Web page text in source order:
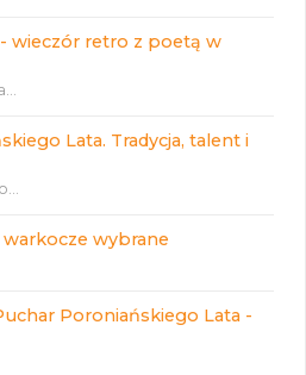
wieczór retro z poetą w
Lata. Tradycja, talent i
wybrane
Poroniańskiego Lata -